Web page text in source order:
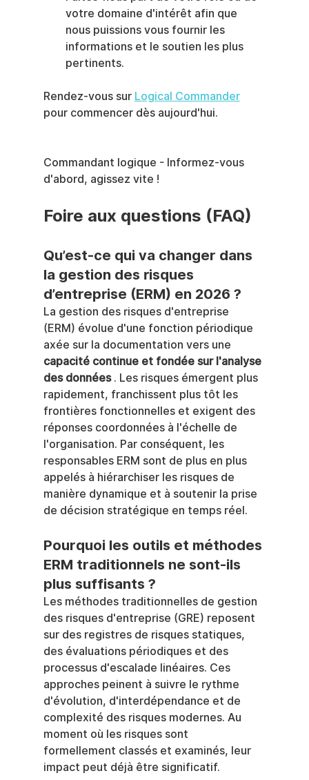
votre domaine d'intérêt afin que
nous puissions vous fournir les
informations et le soutien les plus
pertinents.
Rendez-vous sur Logical Commander
pour commencer dès aujourd'hui.
Commandant logique - Informez-vous
d'abord, agissez vite !
Foire aux questions (FAQ)
Qu’est-ce qui va changer dans
la gestion des risques
d’entreprise (ERM) en 2026 ?
La gestion des risques d'entreprise
(ERM) évolue d'une fonction périodique
axée sur la documentation vers une
capacité continue et fondée sur l'analyse
des données . Les risques émergent plus
rapidement, franchissent plus tôt les
frontières fonctionnelles et exigent des
réponses coordonnées à l'échelle de
l'organisation. Par conséquent, les
responsables ERM sont de plus en plus
appelés à hiérarchiser les risques de
manière dynamique et à soutenir la prise
de décision stratégique en temps réel.
Pourquoi les outils et méthodes
ERM traditionnels ne sont-ils
plus suffisants ?
Les méthodes traditionnelles de gestion
des risques d'entreprise (GRE) reposent
sur des registres de risques statiques,
des évaluations périodiques et des
processus d'escalade linéaires. Ces
approches peinent à suivre le rythme
d'évolution, d'interdépendance et de
complexité des risques modernes. Au
moment où les risques sont
formellement classés et examinés, leur
impact peut déjà être significatif.